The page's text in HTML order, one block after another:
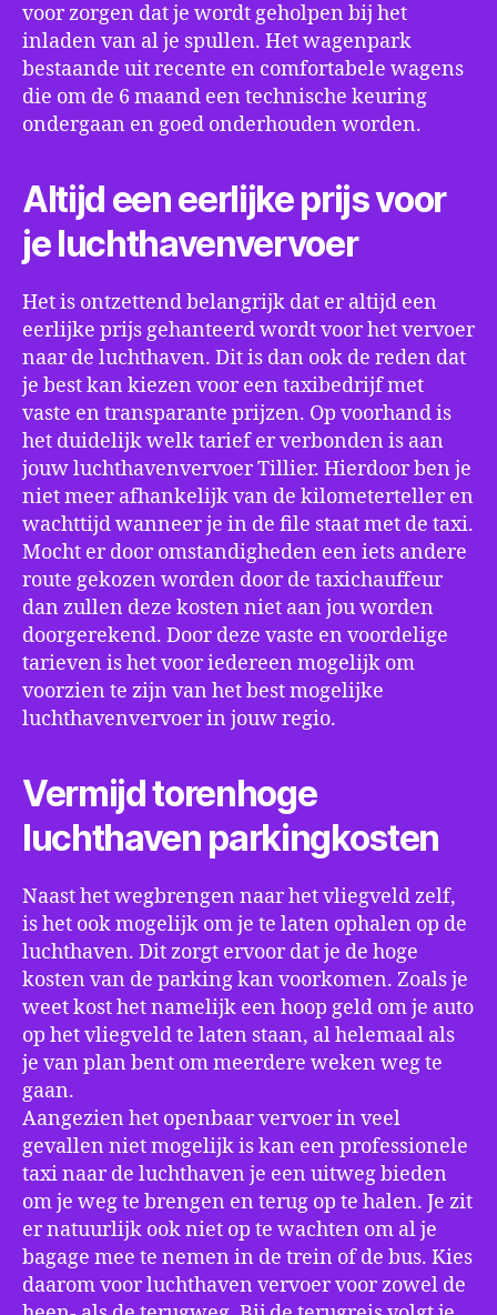
voor zorgen dat je wordt geholpen bij het
inladen van al je spullen. Het wagenpark
bestaande uit recente en comfortabele wagens
die om de 6 maand een technische keuring
ondergaan en goed onderhouden worden.
Altijd een eerlijke prijs voor
je luchthavenvervoer
Het is ontzettend belangrijk dat er altijd een
eerlijke prijs gehanteerd wordt voor het vervoer
naar de luchthaven. Dit is dan ook de reden dat
je best kan kiezen voor een taxibedrijf met
vaste en transparante prijzen. Op voorhand is
het duidelijk welk tarief er verbonden is aan
jouw luchthavenvervoer Tillier. Hierdoor ben je
niet meer afhankelijk van de kilometerteller en
wachttijd wanneer je in de file staat met de taxi.
Mocht er door omstandigheden een iets andere
route gekozen worden door de taxichauffeur
dan zullen deze kosten niet aan jou worden
doorgerekend. Door deze vaste en voordelige
tarieven is het voor iedereen mogelijk om
voorzien te zijn van het best mogelijke
luchthavenvervoer in jouw regio.
Vermijd torenhoge
luchthaven parkingkosten
Naast het wegbrengen naar het vliegveld zelf,
is het ook mogelijk om je te laten ophalen op de
luchthaven. Dit zorgt ervoor dat je de hoge
kosten van de parking kan voorkomen. Zoals je
weet kost het namelijk een hoop geld om je auto
op het vliegveld te laten staan, al helemaal als
je van plan bent om meerdere weken weg te
gaan.
Aangezien het openbaar vervoer in veel
gevallen niet mogelijk is kan een professionele
taxi naar de luchthaven je een uitweg bieden
om je weg te brengen en terug op te halen. Je zit
er natuurlijk ook niet op te wachten om al je
bagage mee te nemen in de trein of de bus. Kies
daarom voor luchthaven vervoer voor zowel de